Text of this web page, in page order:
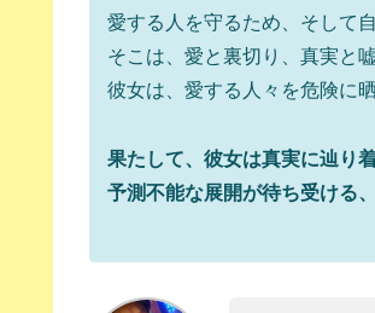
愛する人を守るため、そして
そこは、愛と裏切り、真実と
彼女は、愛する人々を危険に
果たして、彼女は真実に辿り
予測不能な展開が待ち受ける